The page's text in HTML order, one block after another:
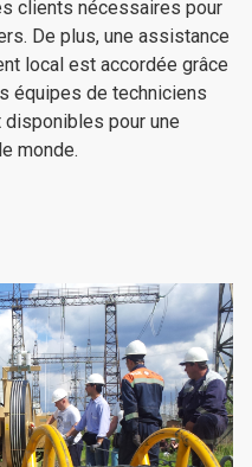
clients nécessaires pour
De plus, une assistance
local est accordée grâce
équipes de techniciens
pour une
monde.